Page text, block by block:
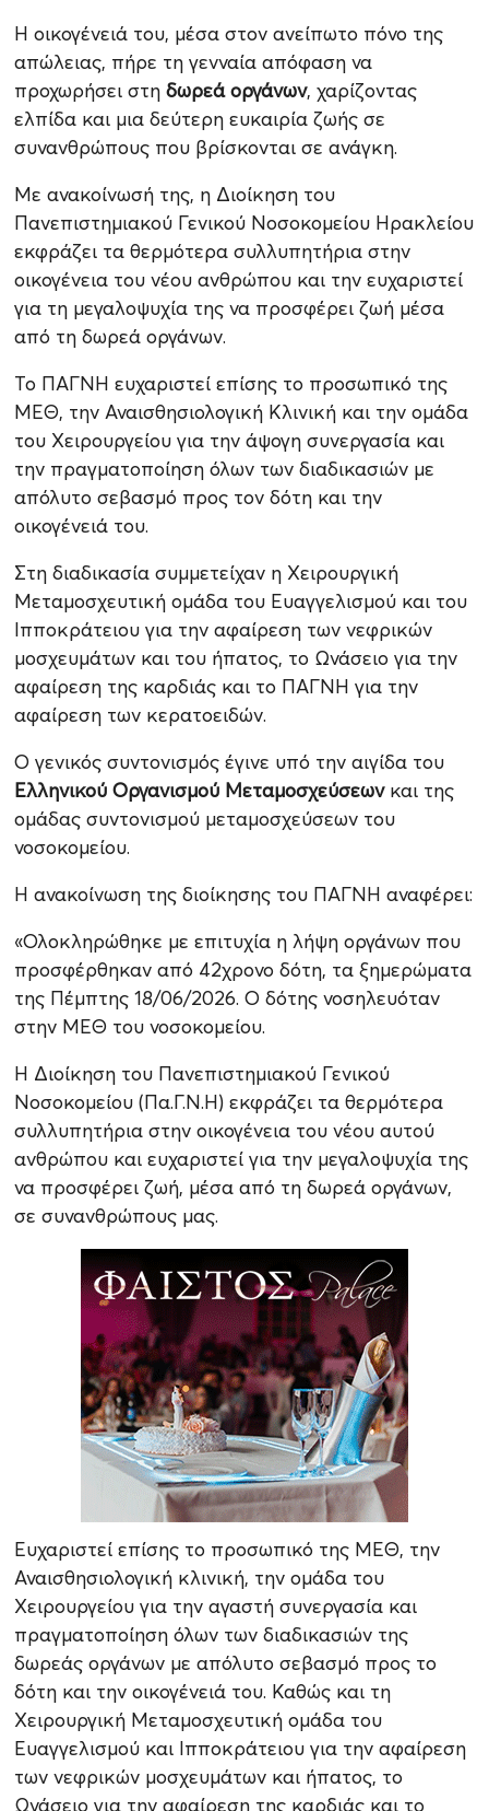
Η οικογένειά του, μέσα στον ανείπωτο πόνο της
απώλειας, πήρε τη γενναία απόφαση να
προχωρήσει στη δωρεά οργάνων, χαρίζοντας
ελπίδα και μια δεύτερη ευκαιρία ζωής σε
συνανθρώπους που βρίσκονται σε ανάγκη.
Με ανακοίνωσή της, η Διοίκηση του
Πανεπιστημιακού Γενικού Νοσοκομείου Ηρακλείου
εκφράζει τα θερμότερα συλλυπητήρια στην
οικογένεια του νέου ανθρώπου και την ευχαριστεί
για τη μεγαλοψυχία της να προσφέρει ζωή μέσα
από τη δωρεά οργάνων.
Το ΠΑΓΝΗ ευχαριστεί επίσης το προσωπικό της
ΜΕΘ, την Αναισθησιολογική Κλινική και την ομάδα
του Χειρουργείου για την άψογη συνεργασία και
την πραγματοποίηση όλων των διαδικασιών με
απόλυτο σεβασμό προς τον δότη και την
οικογένειά του.
Στη διαδικασία συμμετείχαν η Χειρουργική
Μεταμοσχευτική ομάδα του Ευαγγελισμού και του
Ιπποκράτειου για την αφαίρεση των νεφρικών
μοσχευμάτων και του ήπατος, το Ωνάσειο για την
αφαίρεση της καρδιάς και το ΠΑΓΝΗ για την
αφαίρεση των κερατοειδών.
Ο γενικός συντονισμός έγινε υπό την αιγίδα του
Ελληνικού Οργανισμού Μεταμοσχεύσεωνκαι της
ομάδας συντονισμού μεταμοσχεύσεων του
νοσοκομείου.
Η ανακοίνωση της διοίκησης του ΠΑΓΝΗ αναφέρει:
«Ολοκληρώθηκε με επιτυχία η λήψη οργάνων που
προσφέρθηκαν από 42χρονο δότη, τα ξημερώματα
της Πέμπτης 18/06/2026. Ο δότης νοσηλευόταν
στην ΜΕΘ του νοσοκομείου.
Η Διοίκηση του Πανεπιστημιακού Γενικού
Νοσοκομείου (Πα.Γ.Ν.Η) εκφράζει τα θερμότερα
συλλυπητήρια στην οικογένεια του νέου αυτού
ανθρώπου και ευχαριστεί για την μεγαλοψυχία της
να προσφέρει ζωή, μέσα από τη δωρεά οργάνων,
σε συνανθρώπους μας.
Ευχαριστεί επίσης το προσωπικό της ΜΕΘ, την
Αναισθησιολογική κλινική, την ομάδα του
Χειρουργείου για την αγαστή συνεργασία και
πραγματοποίηση όλων των διαδικασιών της
δωρεάς οργάνων με απόλυτο σεβασμό προς το
δότη και την οικογένειά του. Καθώς και τη
Χειρουργική Μεταμοσχευτική ομάδα του
Ευαγγελισμού και Ιπποκράτειου για την αφαίρεση
των νεφρικών μοσχευμάτων και ήπατος, το
Ωνάσειο για την αφαίρεση της καρδιάς και το